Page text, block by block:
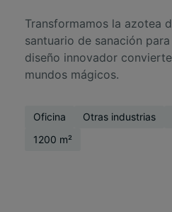
Transformamos la azotea
santuario de sanación
diseño innovador
mundos mágicos.
Oficina Otras industrias
1200 m²